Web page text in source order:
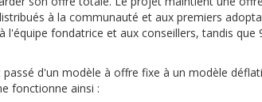
à la communauté et aux premiers
fondatrice et aux conseillers, tandis que
d'un modèle à offre fixe à un modèle
fonctionne ainsi :